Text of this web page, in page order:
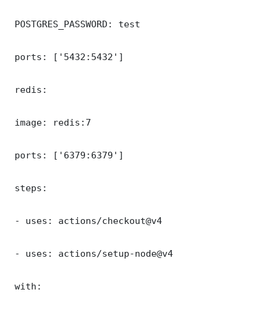
POSTGRES_PASSWORD: test
ports: ['5432:5432']
redis:
image: redis:7
ports: ['6379:6379']
steps:
- uses: actions/checkout@v4
- uses: actions/setup-node@v4
with: